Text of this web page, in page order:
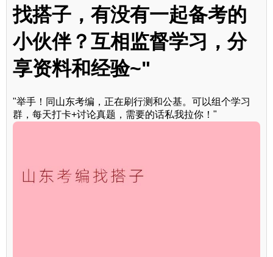
找搭子，有没有一起备考的
小伙伴？互相监督学习，分
享资料和经验~"
"举手！同山东考编，正在刷行测和公基。可以组个学习
群，每天打卡+讨论真题，需要的话私我拉你！"